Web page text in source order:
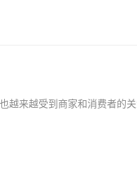
越来越受到商家和消费者的